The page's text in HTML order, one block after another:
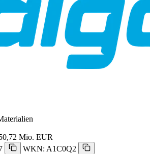
Mio. EUR
WKN: A1C0Q2